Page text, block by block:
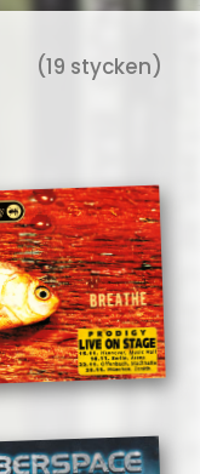
(19 stycken)